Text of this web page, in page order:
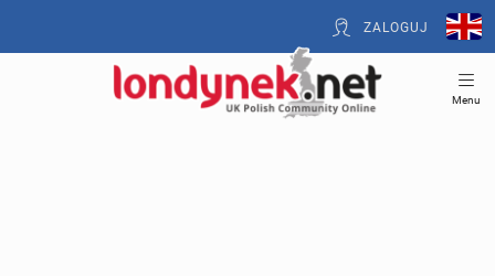
ZALOGUJ
Menu